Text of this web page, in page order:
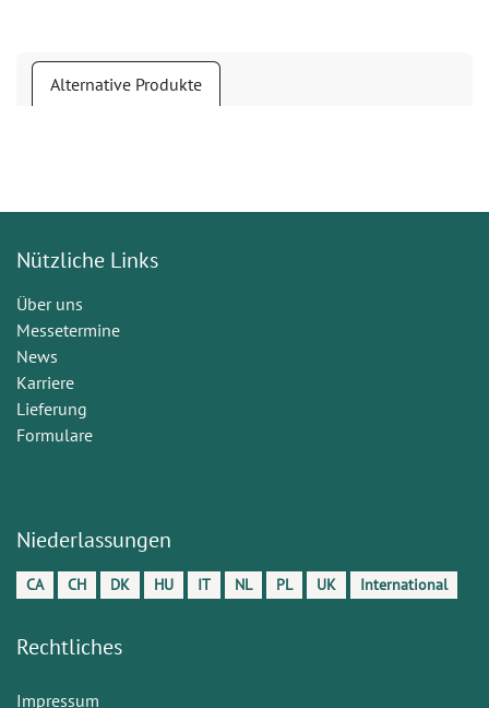
Alternative Produkte
Nützliche Links
Über uns
Messetermine
News
Karriere
Lieferung
Formulare
Niederlassungen
CA CH DK HU IT NL PL UK International
Rechtliches
Impressum